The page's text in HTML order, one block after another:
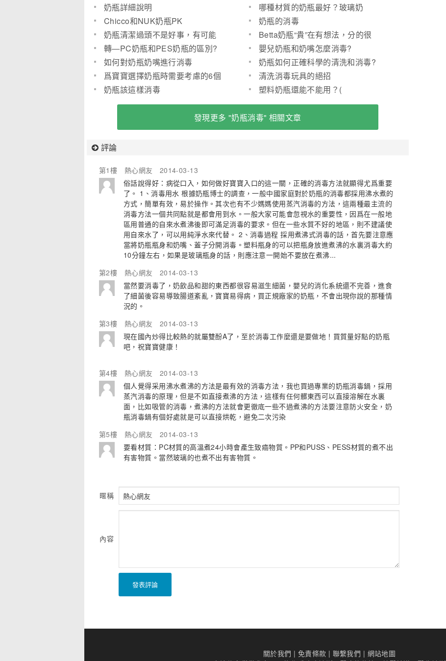
奶瓶詳細說明
哪種材質的奶瓶最好？玻璃奶
瓶？塑料奶瓶？
Chicco和NUK奶瓶PK
奶瓶的消毒
奶瓶清潔過頭不是好事，有可能
害了孩子！(圖)
Betta奶瓶“貴”在有想法，分的很
細教你怎麼選！(圖)
轉―PC奶瓶和PES奶瓶的區別?
嬰兒奶瓶和奶嘴怎麼消毒?
如何對奶瓶奶嘴進行消毒
奶瓶如何正確科學的清洗和消毒?
親親寶貝
爲寶寶選擇奶瓶時需要考慮的6個
方面(圖)
清洗消毒玩具的絕招
奶瓶該這樣消毒
塑料奶瓶還能不能用？(
發現更多 "奶瓶消毒" 相關文章
評論
第1樓 熱心網友
2014-03-13
俗話說得好：病從口入，如何做好寶寶入口的這一關，正確的消毒方法就顯得尤爲重要
了。 1、消毒用水 根據奶瓶博士的調查，一般中國家庭對於奶瓶的消毒都採用沸水煮的
方式，簡單有效，易於操作。其次也有不少媽媽使用蒸汽消毒的方法，這兩種最主流的
消毒方法一個共同點就是都會用到水。一般大家可能會忽視水的重要性，因爲在一般地
區用普通的自來水煮沸後即可滿足消毒的要求。但在一些水質不好的地區，則不建議使
用自來水了，可以用純淨水來代替。 2、消毒過程 採用煮沸式消毒的話，首先要注意應
當將奶瓶瓶身和奶嘴、蓋子分開消毒。塑料瓶身的可以把瓶身放進煮沸的水裏消毒大約
10分鐘左右，如果是玻璃瓶身的話，則應注意一開始不要放在煮沸...
第2樓
熱心網友
2014-03-13
當然要消毒了，奶飲品和甜的東西都很容易滋生細菌，嬰兒的消化系統還不完善，進食
了細菌後容易導致腸道紊亂，寶寶易得病，買正規廠家的奶瓶，不會出現你說的那種情
況的。
第3樓
熱心網友
2014-03-13
現在國內炒得比較熱的就屬雙酚A了，至於消毒工作麼還是要做地！買質量好點的奶瓶
吧，祝寶寶健康！
第4樓 熱心網友
2014-03-13
個人覺得采用沸水煮沸的方法是最有效的消毒方法，我也買過專業的奶瓶消毒鍋，採用
蒸汽消毒的原理，但是不如直接煮沸的方法，這樣有任何髒東西可以直接溶解在水裏
面，比如吸管的消毒，煮沸的方法就會更徹底一些不過煮沸的方法要注意防火安全，奶
瓶消毒鍋有個好處就是可以直接烘乾，避免二次污染
第5樓
熱心網友
2014-03-13
要看材質：PC材質的高溫煮24小時會產生致癌物質。PP和PUSS、PESS材質的煮不出
有害物質。當然玻璃的也煮不出有害物質。
暱稱
內容
發表評論
關於我們 | 免責條款 | 聯繫我們 | 網站地圖